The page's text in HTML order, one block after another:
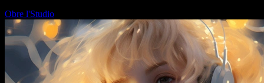
Obre l'Studio